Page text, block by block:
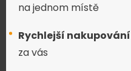
na jednom místě
Rychlejší nakupování
za vás